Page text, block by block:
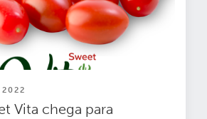
2022
Vita chega para